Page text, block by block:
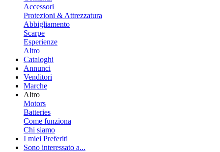
Accessori
Protezioni & Attrezzatura
Abbigliamento
Scarpe
Esperienze
Altro
Cataloghi
Annunci
Venditori
Marche
Altro
Motors
Batteries
Come funziona
Chi siamo
I miei Preferiti
Sono interessato a...